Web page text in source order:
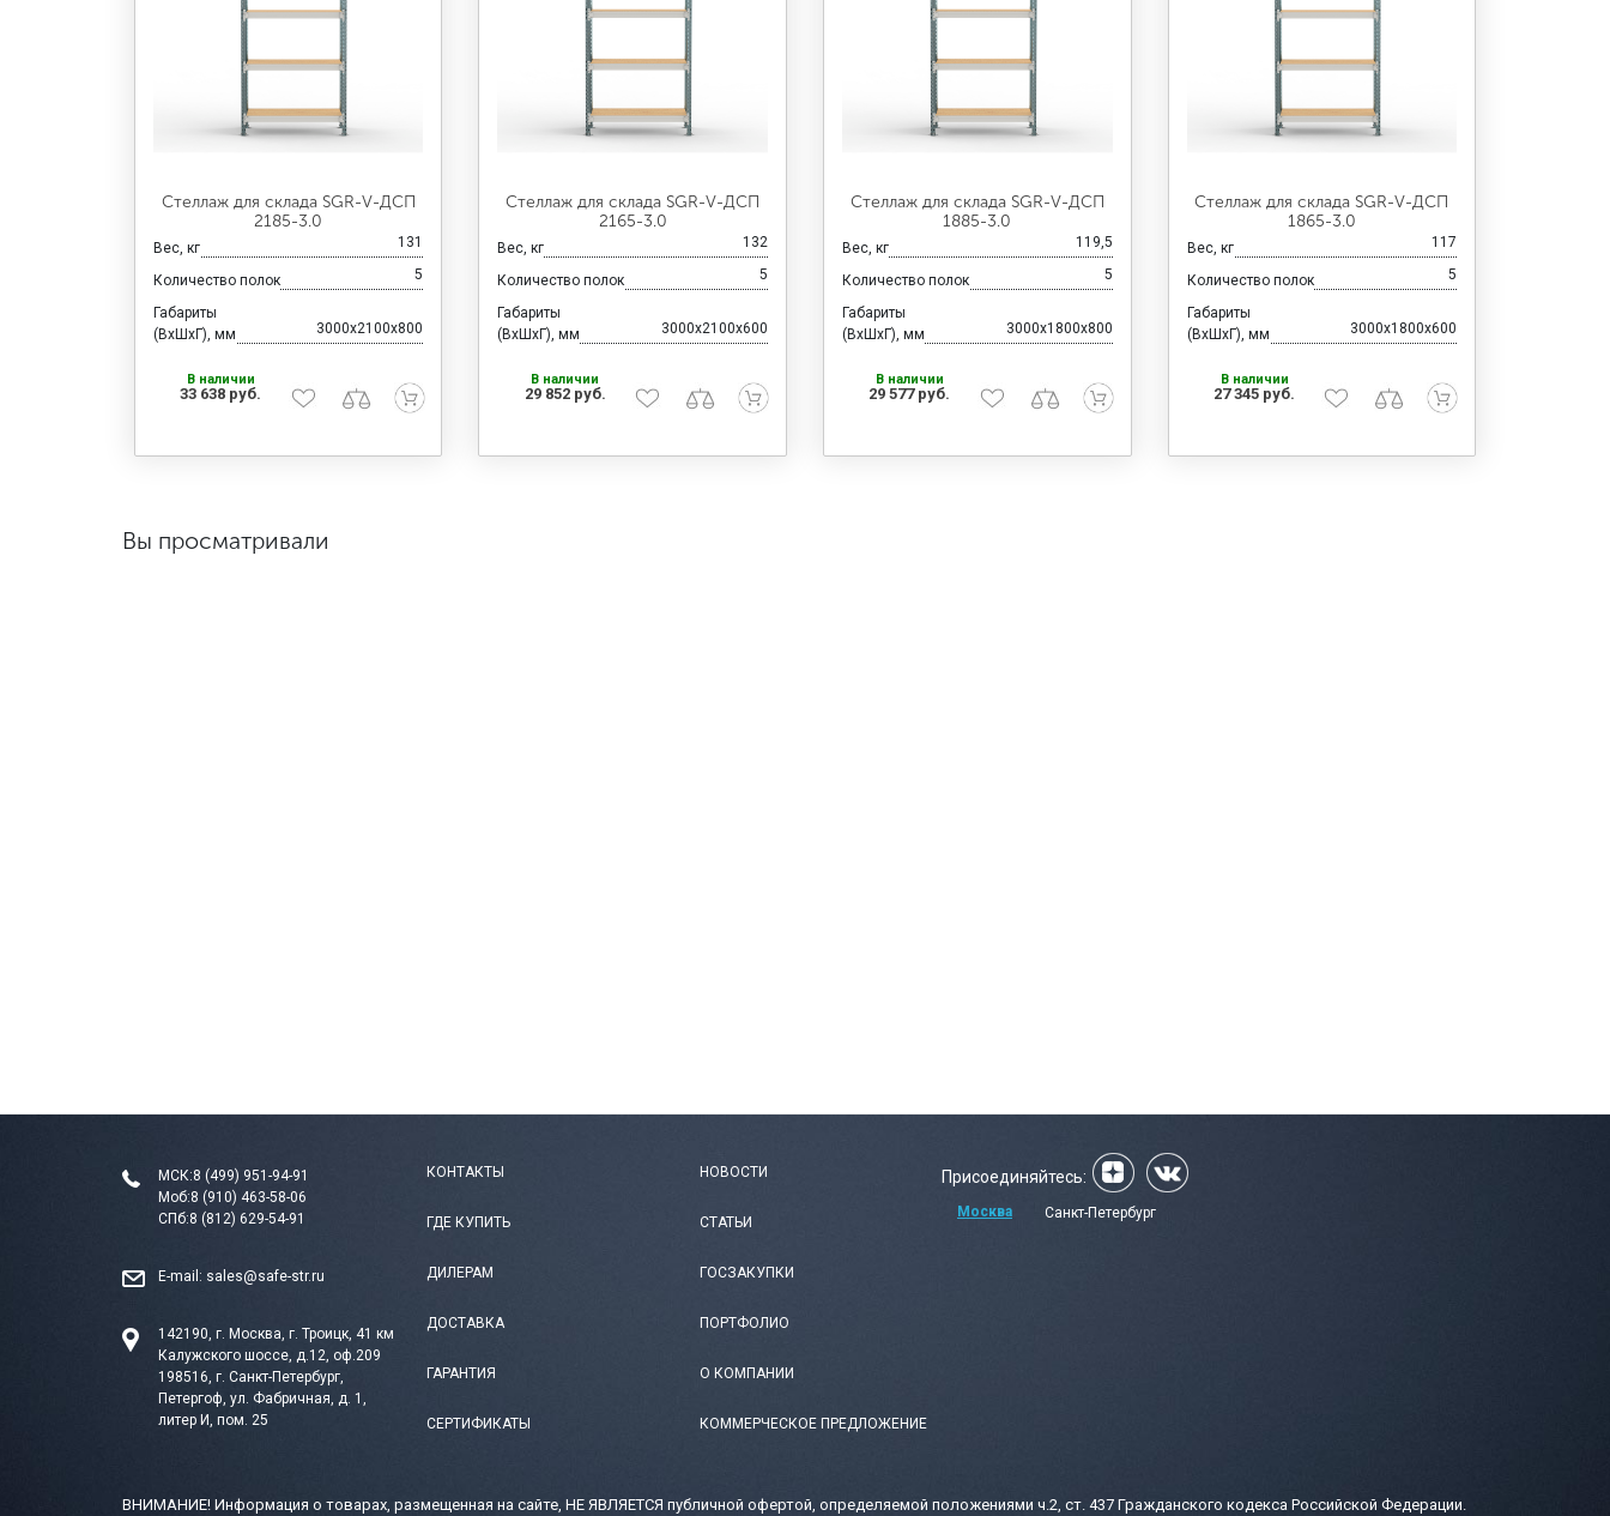
Стеллаж для склада SGR-V-ДСП
2185-3.0
Вес, кг 131
Количество полок 5
Габариты
(ВхШхГ), мм
3000x2100x800
В наличии
33 638 руб.
Стеллаж для склада SGR-V-ДСП
2165-3.0
Вес, кг 132
Количество полок 5
Габариты
(ВхШхГ), мм
3000x2100x600
В наличии
29 852 руб.
Стеллаж для склада SGR-V-ДСП
1885-3.0
Вес, кг 119,5
Количество полок 5
Габариты
(ВхШхГ), мм
3000x1800x800
В наличии
29 577 руб.
Стеллаж для склада SGR-V-ДСП
1865-3.0
Вес, кг 117
Количество полок 5
Габариты
(ВхШхГ), мм
3000x1800x600
В наличии
27 345 руб.
Вы просматривали
МСК:8 (499) 951-94-91
Моб:8 (910) 463-58-06
СПб:8 (812) 629-54-91
E-mail: sales@safe-str.ru
142190, г. Москва, г. Троицк, 41 км
Калужского шоссе, д.12, оф.209
198516, г. Санкт-Петербург,
Петергоф, ул. Фабричная, д. 1,
литер И, пом. 25
КОНТАКТЫ
ГДЕ КУПИТЬ
ДИЛЕРАМ
ДОСТАВКА
ГАРАНТИЯ
СЕРТИФИКАТЫ
НОВОСТИ
СТАТЬИ
ГОСЗАКУПКИ
ПОРТФОЛИО
О КОМПАНИИ
КОММЕРЧЕСКОЕ ПРЕДЛОЖЕНИЕ
Присоединяйтесь:
Москва Санкт-Петербург
ВНИМАНИЕ! Информация о товарах, размещенная на сайте, НЕ ЯВЛЯЕТСЯ публичной офертой, определяемой положениями ч.2, ст. 437 Гражданского кодекса Российской Федерации.